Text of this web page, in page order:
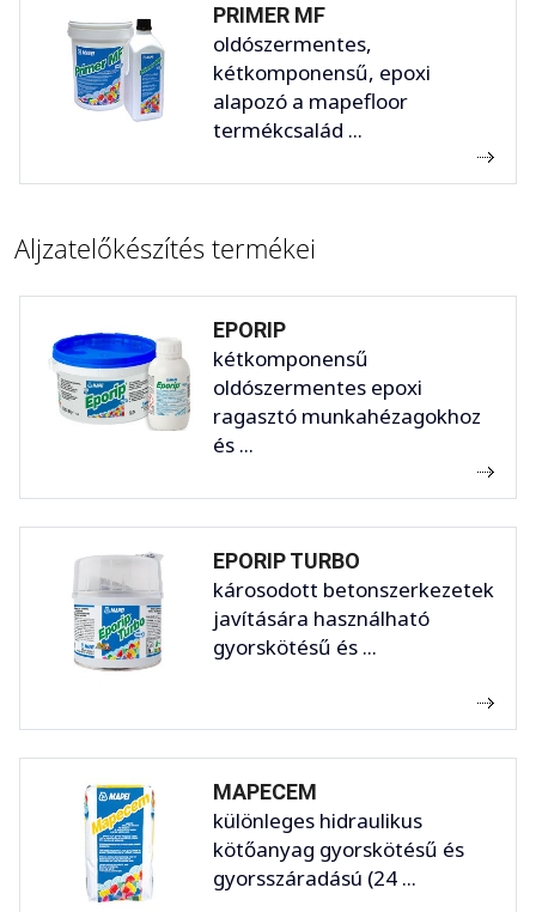
PRIMER MF
oldószermentes,
kétkomponensű, epoxi
alapozó a mapefloor
termékcsalád ...
Aljzatelőkészítés termékei
EPORIP
kétkomponensű
oldószermentes epoxi
ragasztó munkahézagokhoz
és ...
EPORIP TURBO
károsodott betonszerkezetek
javítására használható
gyorskötésű és ...
MAPECEM
különleges hidraulikus
kötőanyag gyorskötésű és
gyorsszáradású (24 ...